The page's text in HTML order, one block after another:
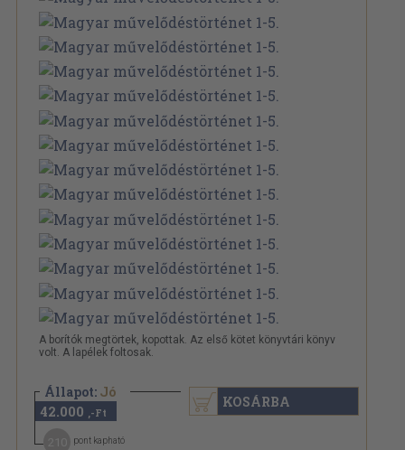
A borítók megtörtek, kopottak. Az első kötet könyvtári könyv
volt. A lapélek foltosak.
Állapot: Jó
42.000 ,-Ft
pont kapható
KOSÁRBA